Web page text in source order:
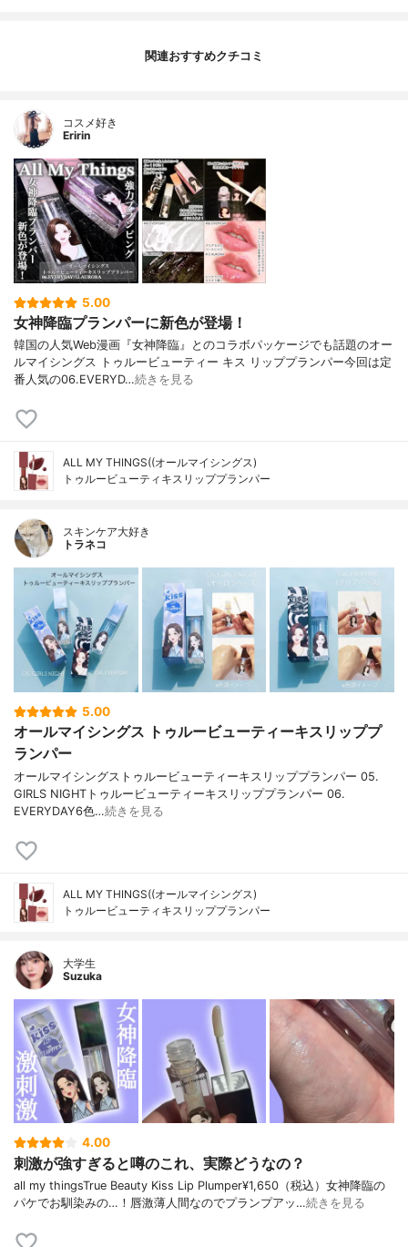
関連おすすめクチコミ
コスメ好き
Eririn
5.00
女神降臨プランパーに新色が登場！
韓国の人気Web漫画『女神降臨』とのコラボパッケージでも話題のオー
ルマイシングス トゥルービューティー キス リッププランパー今回は定
番人気の06.EVERYD…続きを見る
ALL MY THINGS((オールマイシングス)
トゥルービューティキスリッププランパー
スキンケア大好き
トラネコ
5.00
オールマイシングス トゥルービューティーキスリッププ
ランパー
オールマイシングストゥルービューティーキスリッププランパー 05.
GIRLS NIGHTトゥルービューティーキスリッププランパー 06.
EVERYDAY6色…続きを見る
ALL MY THINGS((オールマイシングス)
トゥルービューティキスリッププランパー
大学生
Suzuka
4.00
刺激が強すぎると噂のこれ、実際どうなの？
all my thingsTrue Beauty Kiss Lip Plumper¥1,650（税込）女神降臨の
パケでお馴染みの…！唇激薄人間なのでプランプアッ…続きを見る